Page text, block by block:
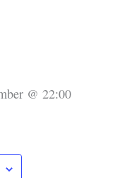
@ 22:00